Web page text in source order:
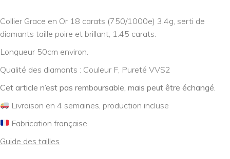
Collier Grace en Or 18 carats (750/1000e) 3,4g, serti de
diamants taille poire et brillant, 1.45 carats.
Longueur 50cm environ.
Qualité des diamants : Couleur F, Pureté VVS2
Cet article n’est pas remboursable, mais peut être échangé.
Livraison en 4 semaines, production incluse
Fabrication française
Guide des tailles